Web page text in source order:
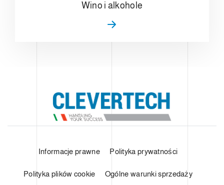
Wino i alkohole
Informacje prawne Polityka prywatności
Polityka plików cookie Ogólne warunki sprzedaży